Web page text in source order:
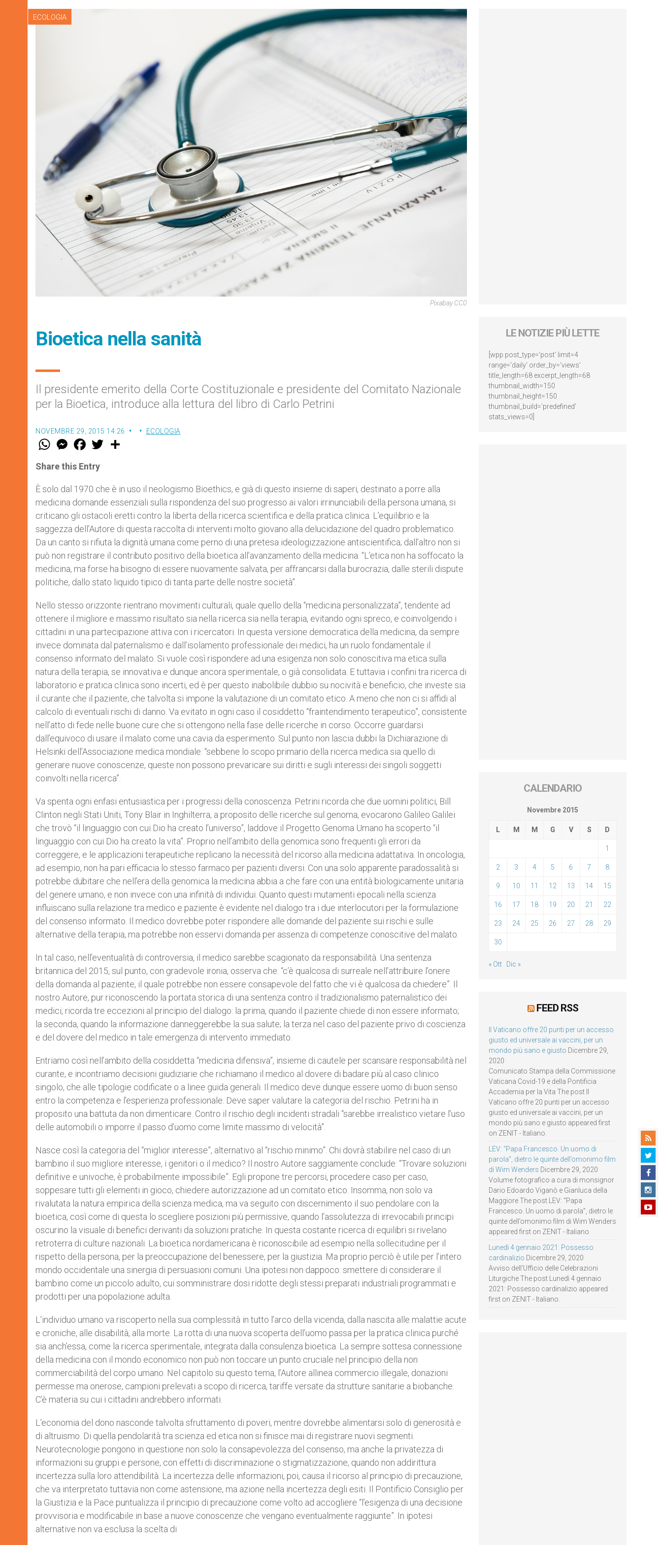
ECOLOGIA
Pixabay CC0
Bioetica nella sanità
Il presidente emerito della Corte Costituzionale e presidente del Comitato Nazionale
per la Bioetica, introduce alla lettura del libro di Carlo Petrini
NOVEMBRE 29, 2015 14:26 ECOLOGIA
W
t
s
p
p
M
e
s
e
g
e
F
a
e
b
o
k
w
r
Share this Entry
È solo dal 1970 che è in uso il neologismo Bioethics, e già di questo insieme di saperi, destinato a porre alla
medicina domande essenziali sulla rispondenza del suo progresso ai valori irrinunciabili della persona umana, si
criticano gli ostacoli eretti contro la liberta della ricerca scientifica e della pratica clinica. L’equilibrio e la
saggezza dell’Autore di questa raccolta di interventi molto giovano alla delucidazione del quadro problematico.
Da un canto si rifiuta la dignità umana come perno di una pretesa ideologizzazione antiscientifica; dall’altro non si
può non registrare il contributo positivo della bioetica all’avanzamento della medicina. “L’etica non ha soffocato la
medicina, ma forse ha bisogno di essere nuovamente salvata, per affrancarsi dalla burocrazia, dalle sterili dispute
politiche, dallo stato liquido tipico di tanta parte delle nostre società”.
Nello stesso orizzonte rientrano movimenti culturali, quale quello della “medicina personalizzata”, tendente ad
ottenere il migliore e massimo risultato sia nella ricerca sia nella terapia, evitando ogni spreco, e coinvolgendo i
cittadini in una partecipazione attiva con i ricercatori. In questa versione democratica della medicina, da sempre
invece dominata dal paternalismo e dall’isolamento professionale dei medici, ha un ruolo fondamentale il
consenso informato del malato. Si vuole così rispondere ad una esigenza non solo conoscitiva ma etica sulla
natura della terapia, se innovativa e dunque ancora sperimentale, o già consolidata. E tuttavia i confini tra ricerca di
laboratorio e pratica clinica sono incerti, ed è per questo inabolibile dubbio su nocività e beneficio, che investe sia
il curante che il paziente, che talvolta si impone la valutazione di un comitato etico. A meno che non ci si affidi al
calcolo di eventuali rischi di danno. Va evitato in ogni caso il cosiddetto “fraintendimento terapeutico”, consistente
nell’atto di fede nelle buone cure che si ottengono nella fase delle ricerche in corso. Occorre guardarsi
dall’equivoco di usare il malato come una cavia da esperimento. Sul punto non lascia dubbi la Dichiarazione di
Helsinki dell’Associazione medica mondiale: “sebbene lo scopo primario della ricerca medica sia quello di
generare nuove conoscenze, queste non possono prevaricare sui diritti e sugli interessi dei singoli soggetti
coinvolti nella ricerca”.
Va spenta ogni enfasi entusiastica per i progressi della conoscenza. Petrini ricorda che due uomini politici, Bill
Clinton negli Stati Uniti, Tony Blair in Inghilterra, a proposito delle ricerche sul genoma, evocarono Galileo Galilei
che trovò “il linguaggio con cui Dio ha creato l’universo”, laddove il Progetto Genoma Umano ha scoperto “il
linguaggio con cui Dio ha creato la vita”. Proprio nell’ambito della genomica sono frequenti gli errori da
correggere, e le applicazioni terapeutiche replicano la necessità del ricorso alla medicina adattativa. In oncologia,
ad esempio, non ha pari efficacia lo stesso farmaco per pazienti diversi. Con una solo apparente paradossalità si
potrebbe dubitare che nell’era della genomica la medicina abbia a che fare con una entità biologicamente unitaria
del genere umano, e non invece con una infinità di individui. Quanto questi mutamenti epocali nella scienza
influiscano sulla relazione tra medico e paziente è evidente nel dialogo tra i due interlocutori per la formulazione
del consenso informato. Il medico dovrebbe poter rispondere alle domande del paziente sui rischi e sulle
alternative della terapia, ma potrebbe non esservi domanda per assenza di competenze conoscitive del malato.
In tal caso, nell’eventualità di controversia, il medico sarebbe scagionato da responsabilità. Una sentenza
britannica del 2015, sul punto, con gradevole ironia, osserva che: “c’è qualcosa di surreale nell’attribuire l’onere
della domanda al paziente, il quale potrebbe non essere consapevole del fatto che vi è qualcosa da chiedere”. Il
nostro Autore, pur riconoscendo la portata storica di una sentenza contro il tradizionalismo paternalistico dei
medici, ricorda tre eccezioni al principio del dialogo: la prima, quando il paziente chiede di non essere informato;
la seconda, quando la informazione danneggerebbe la sua salute; la terza nel caso del paziente privo di coscienza
e del dovere del medico in tale emergenza di intervento immediato.
Entriamo così nell’ambito della cosiddetta “medicina difensiva”, insieme di cautele per scansare responsabilità nel
curante, e incontriamo decisioni giudiziarie che richiamano il medico al dovere di badare più al caso clinico
singolo, che alle tipologie codificate o a linee guida generali. Il medico deve dunque essere uomo di buon senso
entro la competenza e l’esperienza professionale. Deve saper valutare la categoria del rischio. Petrini ha in
proposito una battuta da non dimenticare. Contro il rischio degli incidenti stradali “sarebbe irrealistico vietare l’uso
delle automobili o imporre il passo d’uomo come limite massimo di velocità”.
Nasce così la categoria del “miglior interesse”, alternativo al “rischio minimo”. Chi dovrà stabilire nel caso di un
bambino il suo migliore interesse, i genitori o il medico? Il nostro Autore saggiamente conclude: “Trovare soluzioni
definitive e univoche, è probabilmente impossibile”. Egli propone tre percorsi, procedere caso per caso,
soppesare tutti gli elementi in gioco, chiedere autorizzazione ad un comitato etico. Insomma, non solo va
rivalutata la natura empirica della scienza medica, ma va seguito con discernimento il suo pendolare con la
bioetica, così come di questa lo scegliere posizioni più permissive, quando l’assolutezza di irrevocabili principi
oscurino la visuale di benefici derivanti da soluzioni pratiche. In questa costante ricerca di equilibri si rivelano
retroterra di culture nazionali. La bioetica nordamericana è riconoscibile ad esempio nella sollecitudine per il
rispetto della persona, per la preoccupazione del benessere, per la giustizia. Ma proprio perciò è utile per l’intero
mondo occidentale una sinergia di persuasioni comuni. Una ipotesi non dappoco: smettere di considerare il
bambino come un piccolo adulto, cui somministrare dosi ridotte degli stessi preparati industriali programmati e
prodotti per una popolazione adulta.
L’individuo umano va riscoperto nella sua complessità in tutto l’arco della vicenda, dalla nascita alle malattie acute
e croniche, alle disabilità, alla morte. La rotta di una nuova scoperta dell’uomo passa per la pratica clinica purché
sia anch’essa, come la ricerca sperimentale, integrata dalla consulenza bioetica. La sempre sottesa connessione
della medicina con il mondo economico non può non toccare un punto cruciale nel principio della non
commerciabilità del corpo umano. Nel capitolo su questo tema, l’Autore allinea commercio illegale, donazioni
permesse ma onerose, campioni prelevati a scopo di ricerca, tariffe versate da strutture sanitarie a biobanche.
C’è materia su cui i cittadini andrebbero informati.
L’economia del dono nasconde talvolta sfruttamento di poveri, mentre dovrebbe alimentarsi solo di generosità e
di altruismo. Di quella pendolarità tra scienza ed etica non si finisce mai di registrare nuovi segmenti.
Neurotecnologie pongono in questione non solo la consapevolezza del consenso, ma anche la privatezza di
informazioni su gruppi e persone, con effetti di discriminazione o stigmatizzazione, quando non addirittura
incertezza sulla loro attendibilità. La incertezza delle informazioni, poi, causa il ricorso al principio di precauzione,
che va interpretato tuttavia non come astensione, ma azione nella incertezza degli esiti. Il Pontificio Consiglio per
la Giustizia e la Pace puntualizza il principio di precauzione come volto ad accogliere “l’esigenza di una decisione
provvisoria e modificabile in base a nuove conoscenze che vengano eventualmente raggiunte”. In ipotesi
alternative non va esclusa la scelta di
LE NOTIZIE PIÙ LETTE
[wpp post_type='post' limit=4
range='daily' order_by='views'
title_length=68 excerpt_length=68
thumbnail_width=150
thumbnail_height=150
thumbnail_build='predefined'
stats_views=0]
CALENDARIO
Novembre 2015
L M M G V S D
1
2 3 4 5 6 7 8
9 10 11 12 13 14 15
16 17 18 19 20 21 22
23 24 25 26 27 28 29
30
« Ott Dic »
FEED RSS
Il Vaticano offre 20 punti per un accesso
giusto ed universale ai vaccini, per un
mondo più sano e giusto Dicembre 29,
2020
Comunicato Stampa della Commissione
Vaticana Covid-19 e della Pontificia
Accademia per la Vita The post Il
Vaticano offre 20 punti per un accesso
giusto ed universale ai vaccini, per un
mondo più sano e giusto appeared first
on ZENIT - Italiano.
LEV: “Papa Francesco. Un uomo di
parola”, dietro le quinte dell’omonimo film
di Wim Wenders Dicembre 29, 2020
Volume fotografico a cura di monsignor
Dario Edoardo Viganò e Gianluca della
Maggiore The post LEV: “Papa
Francesco. Un uomo di parola”, dietro le
quinte dell’omonimo film di Wim Wenders
appeared first on ZENIT - Italiano.
Lunedì 4 gennaio 2021: Possesso
cardinalizio Dicembre 29, 2020
Avviso dell’Ufficio delle Celebrazioni
Liturgiche The post Lunedì 4 gennaio
2021: Possesso cardinalizio appeared
first on ZENIT - Italiano.